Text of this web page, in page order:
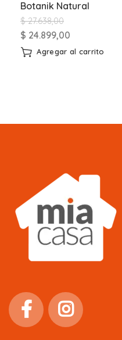
Botanik Natural
$27.638,00
$ 24.899,00
Agregar al carrito